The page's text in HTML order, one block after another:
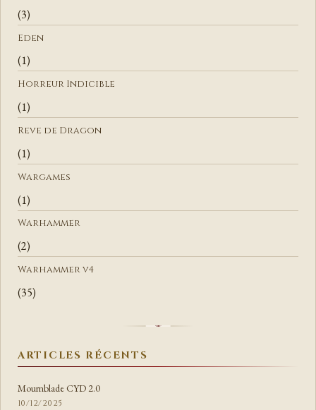
H
E
R
(3)
Eden
(1)
Horreur Indicible
(1)
Reve de Dragon
(1)
Wargames
(1)
Warhammer
(2)
Warhammer v4
(35)
ARTICLES RÉCENTS
Mournblade CYD 2.0
10/12/2025